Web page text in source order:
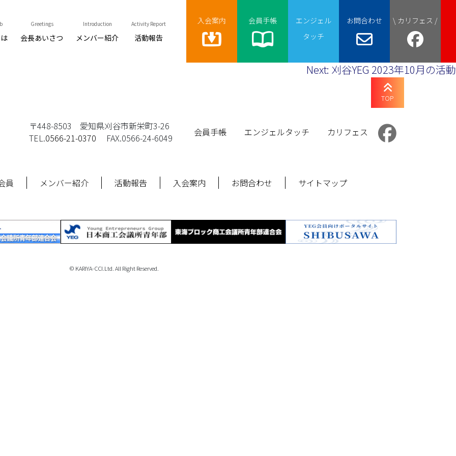
会長あいさつ
Greetings
メンバー紹介
Introduction
活動報告
Activity Report 入会案内 会員手帳
エンジェル
タッチ
お問合わせ \ カリフェス /
Next: 刈谷YEG 2023年10月の活動
〒448-8503 愛知県刈谷市新栄町3-26
TEL.0566-21-0370 FAX.0566-24-6049 会員手帳 エンジェルタッチ カリフェス
員 メンバー紹介 活動報告 入会案内 お問合わせ サイトマップ
© KARIYA-CCI.Ltd. All Right Reserved.
TOP